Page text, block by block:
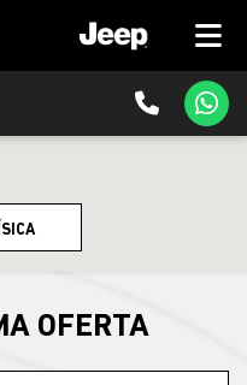
OFERTA